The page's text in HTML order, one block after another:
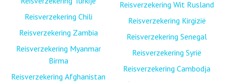
Reisverzekering Chili
Reisverzekering Zambia
Reisverzekering Myanmar
Birma
Reisverzekering Afghanistan
Reisverzekering Wit Rusland
Reisverzekering Kirgizië
Reisverzekering Senegal
Reisverzekering Syrië
Reisverzekering Cambodja